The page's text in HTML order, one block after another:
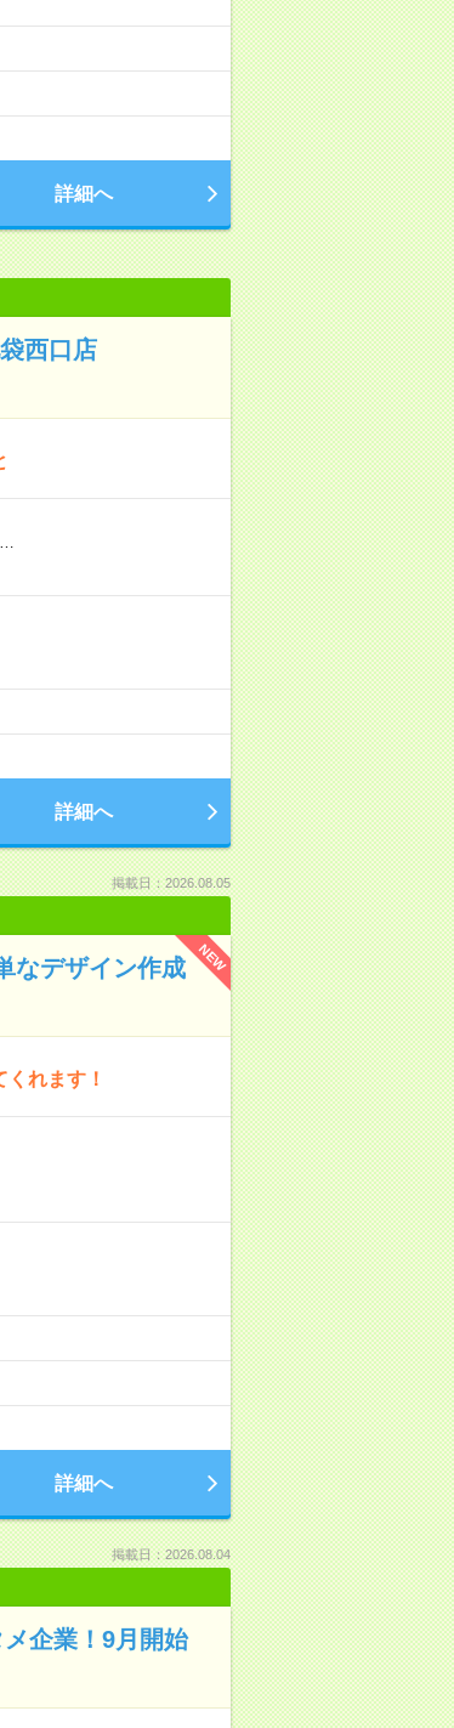
詳細へ
西口店
詳細へ
掲載日：2026.08.05
NEW
なデザイン作成
れます！
詳細へ
掲載日：2026.08.04
企業！9月開始